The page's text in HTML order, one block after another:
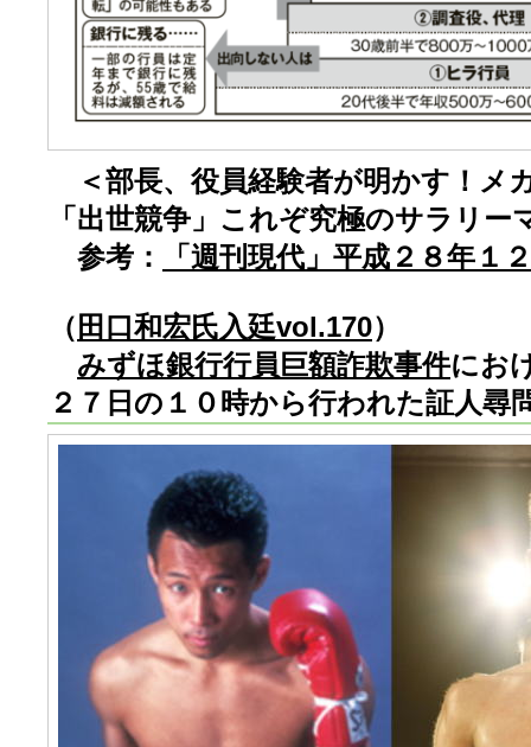
＜部長、役員経験者が明かす！メ
「出世競争」これぞ究極のサラリー
参考：
「週刊現代」平成２８年１
（ 田口和宏氏入廷vol.170）
みずほ銀行行員巨額詐欺事件にお
２７日の１０時から行われた証人尋